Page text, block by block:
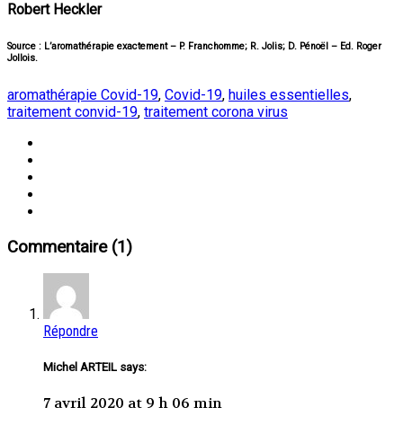
Robert Heckler
Source : L’aromathérapie exactement – P. Franchomme; R. Jolis; D. Pénoël – Ed. Roger
Jollois.
aromathérapie Covid-19, Covid-19, huiles essentielles,
traitement convid-19, traitement corona virus
Commentaire (1)
Répondre
Michel ARTEIL says:
7 avril 2020 at 9 h 06 min